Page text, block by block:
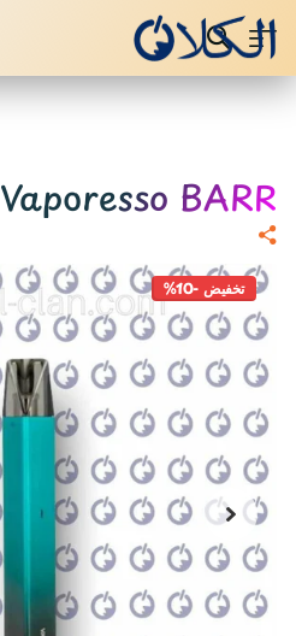
Vaporesso BARR بود بار⁩
تخفيض -10%